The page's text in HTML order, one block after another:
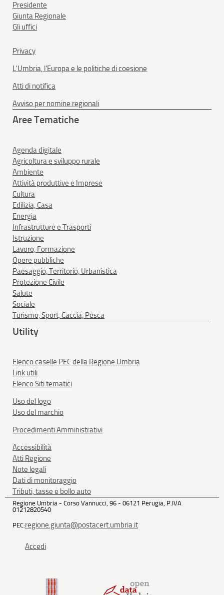
Presidente
Giunta Regionale
Gli uffici
Privacy
L'Umbria, l'Europa e le politiche di coesione
Atti di notifica
Avviso per nomine regionali
Aree Tematiche
Agenda digitale
Agricoltura e sviluppo rurale
Ambiente
Attività produttive e Imprese
Cultura
Edilizia, Casa
Energia
Infrastrutture e Trasporti
Istruzione
Lavoro, Formazione
Opere pubbliche
Paesaggio, Territorio, Urbanistica
Protezione Civile
Salute
Sociale
Turismo, Sport, Caccia, Pesca
Utility
Elenco caselle PEC della Regione Umbria
Link utili
Elenco Siti tematici
Uso del logo
Uso del marchio
Procedimenti Amministrativi
Accessibilità
Atti Regione
Note legali
Dati di monitoraggio
Tributi, tasse e bollo auto
Regione Umbria - Corso Vannucci, 96 - 06121 Perugia, P.IVA
01212820540
PEC:regione.giunta@postacert.umbria.it
Accedi